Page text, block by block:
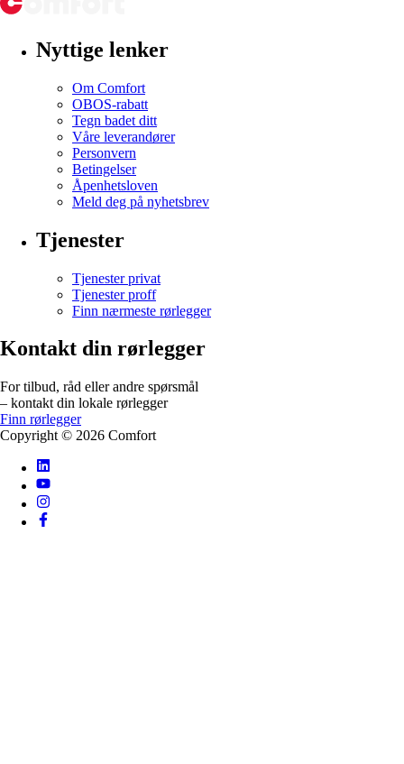
Nyttige lenker
Om Comfort
OBOS-rabatt
Tegn badet ditt
Våre leverandører
Personvern
Betingelser
Åpenhetsloven
Meld deg på nyhetsbrev
Tjenester
Tjenester privat
Tjenester proff
Finn nærmeste rørlegger
Kontakt din rørlegger
For tilbud, råd eller andre spørsmål
– kontakt din lokale rørlegger
Finn rørlegger
Copyright © 2026 Comfort